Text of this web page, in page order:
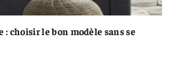
: choisir le bon modèle sans se